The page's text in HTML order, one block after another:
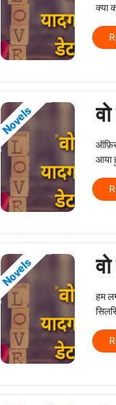
क्या
Novels
आया
Novels
हम